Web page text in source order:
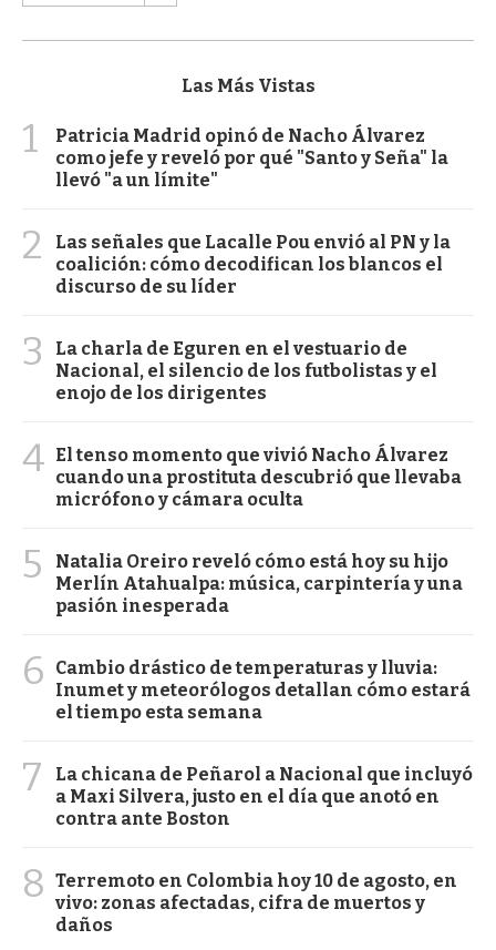
Las Más Vistas
1
Patricia Madrid opinó de Nacho Álvarez
como jefe y reveló por qué "Santo y Seña" la
llevó "a un límite"
2
Las señales que Lacalle Pou envió al PN y la
coalición: cómo decodifican los blancos el
discurso de su líder
3
La charla de Eguren en el vestuario de
Nacional, el silencio de los futbolistas y el
enojo de los dirigentes
4 El tenso momento que vivió Nacho Álvarez
cuando una prostituta descubrió que llevaba
micrófono y cámara oculta
5
Natalia Oreiro reveló cómo está hoy su hijo
Merlín Atahualpa: música, carpintería y una
pasión inesperada
6
Cambio drástico de temperaturas y lluvia:
Inumet y meteorólogos detallan cómo estará
el tiempo esta semana
7
La chicana de Peñarol a Nacional que incluyó
a Maxi Silvera, justo en el día que anotó en
contra ante Boston
8 Terremoto en Colombia hoy 10 de agosto, en
vivo: zonas afectadas, cifra de muertos y
daños